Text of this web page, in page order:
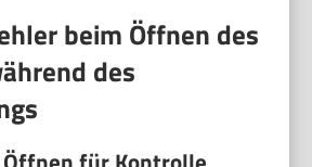
beim Öffnen des
des